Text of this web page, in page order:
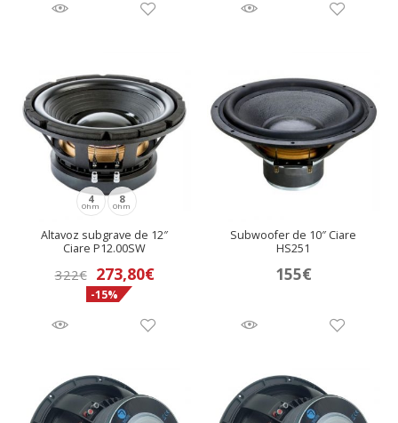
4
Ohm
8
Ohm
Altavoz subgrave de 12″
Ciare P12.00SW
322€ 273,80€
-15%
Subwoofer de 10″ Ciare
HS251
155€